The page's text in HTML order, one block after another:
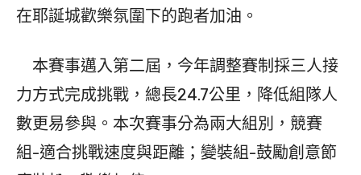
在耶誕城歡樂氛圍下的跑者加油。
本賽事邁入第二屆，今年調整賽制採三人接
力方式完成挑戰，總長24.7公里，降低組隊人
數更易參與。本次賽事分為兩大組別，競賽
組-適合挑戰速度與距離；變裝組-鼓勵創意節